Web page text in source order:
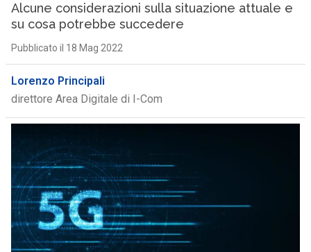
Alcune considerazioni sulla situazione attuale e
su cosa potrebbe succedere
Pubblicato il 18 Mag 2022
Lorenzo Principali
direttore Area Digitale di I-Com